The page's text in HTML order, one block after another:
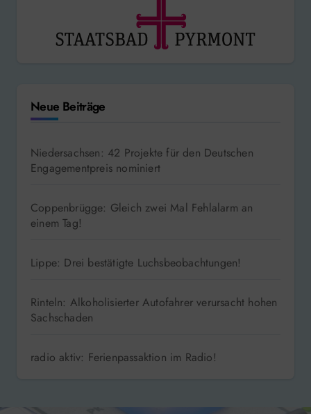
Neue Beiträge
Niedersachsen: 42 Projekte für den Deutschen
Engagementpreis nominiert
Coppenbrügge: Gleich zwei Mal Fehlalarm an
einem Tag!
Lippe: Drei bestätigte Luchsbeobachtungen!
Rinteln: Alkoholisierter Autofahrer verursacht hohen
Sachschaden
radio aktiv: Ferienpassaktion im Radio!